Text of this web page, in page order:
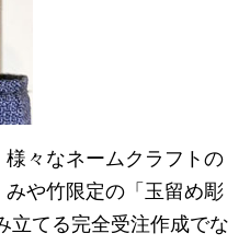
々なネームクラフトの
や竹限定の「玉留め彫
立てる完全受注作成でな